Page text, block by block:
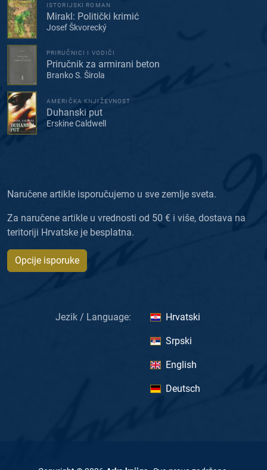
ISTORIJSKI ROMAN
Mirakl: Politički krimić
Josef Škvorecký
PRIRUČNICI I VODIČI
Priručnik za armirani beton
Branko S. Širola
AMERIČKA KNJIŽEVNOST
Duhanski put
Erskine Caldwell
Naručene artikle isporučujemo u sve zemlje sveta.
Za naručene artikle u vrednosti od 50 € i više, dostava na
teritoriji Hrvatske je besplatna.
Opcije isporuke
Jezik / Language: Hrvatski
Srpski
English
Deutsch